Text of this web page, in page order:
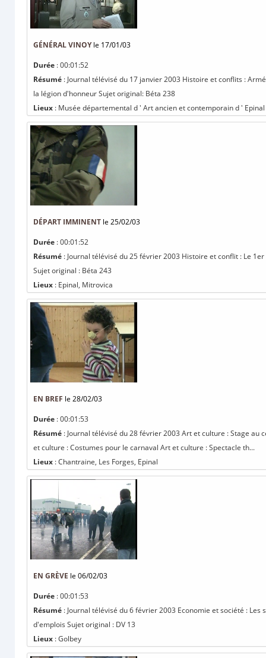
GÉNÉRAL VINOYle 17/01/03
Durée : 00:01:52
Résumé : Journal télévisé du 17 janvier 2003 Histoire et conflits :
la légion d'honneur Sujet original: Béta 238
Lieux : Musée départemental d ' Art ancien et contemporain d ' Epinal
DÉPART IMMINENT le 25/02/03
Durée : 00:01:52
Résumé : Journal télévisé du 25 février 2003 Histoire et conflit : Le
Sujet original : Béta 243
Lieux : Epinal, Mitrovica
EN BREF le 28/02/03
Durée : 00:01:53
Résumé : Journal télévisé du 28 février 2003 Art et culture : Stage
et culture : Costumes pour le carnaval Art et culture : Spectacle th...
Lieux : Chantraine, Les Forges, Epinal
EN GRÈVE le 06/02/03
Durée : 00:01:53
Résumé : Journal télévisé du 6 février 2003 Economie et société :
d'emplois Sujet original : DV 13
Lieux : Golbey